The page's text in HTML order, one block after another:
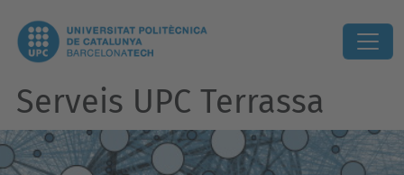
Serveis UPC Terrassa